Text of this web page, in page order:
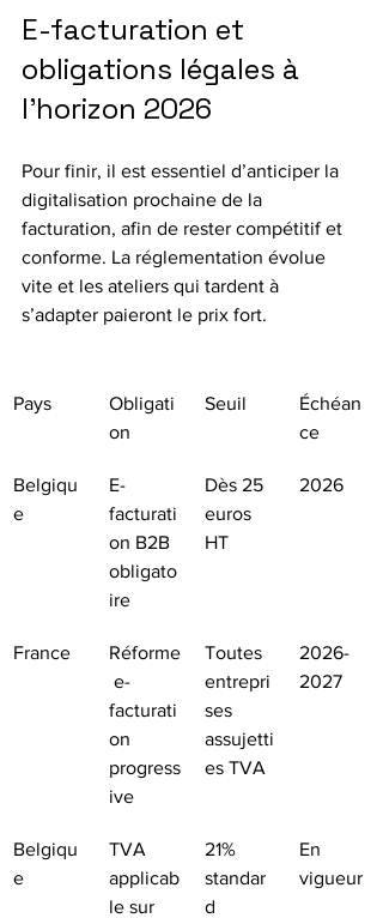
E-facturation et
obligations légales à
l’horizon 2026
Pour finir, il est essentiel d’anticiper la
digitalisation prochaine de la
facturation, afin de rester compétitif et
conforme. La réglementation évolue
vite et les ateliers qui tardent à
s’adapter paieront le prix fort.
Pays
Obligati
on
Seuil
Échéan
ce
Belgiqu
e
E-
facturati
on B2B
obligato
ire
Dès 25
euros
HT
2026
France
Réforme
e-
facturati
on
progress
ive
Toutes
entrepri
ses
assujetti
es TVA
2026-
2027
Belgiqu
e
TVA
applicab
le sur
21%
standar
d
En
vigueur